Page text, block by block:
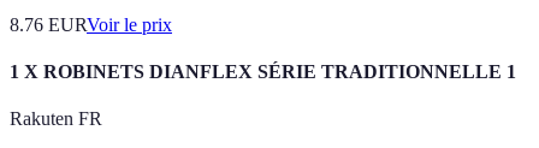
8.76 EURVoir le prix
1 X ROBINETS DIANFLEX SÉRIE TRADITIONNELLE 1
Rakuten FR